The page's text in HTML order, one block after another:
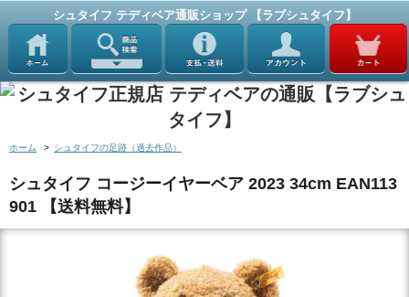
シュタイフ テディベア通販ショップ 【ラブシュタイフ】
ホーム > シュタイフの足跡（過去作品）
シュタイフ コージーイヤーベア 2023 34cm EAN113
901 【送料無料】